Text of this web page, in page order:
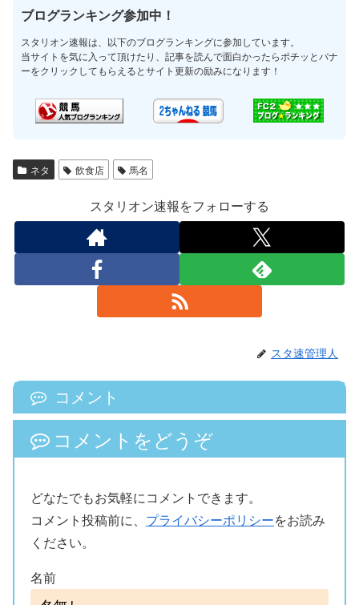
ブログランキング参加中！
スタリオン速報は、以下のブログランキングに参加しています。
当サイトを気に入って頂けたり、記事を読んで面白かったらポチッとバナ
ーをクリックしてもらえるとサイト更新の励みになります！
ネタ 飲食店 馬名
スタリオン速報をフォローする
スタ速管理人
コメント
コメントをどうぞ
どなたでもお気軽にコメントできます。
コメント投稿前に、 プライバシーポリシーをお読み
ください。
名前